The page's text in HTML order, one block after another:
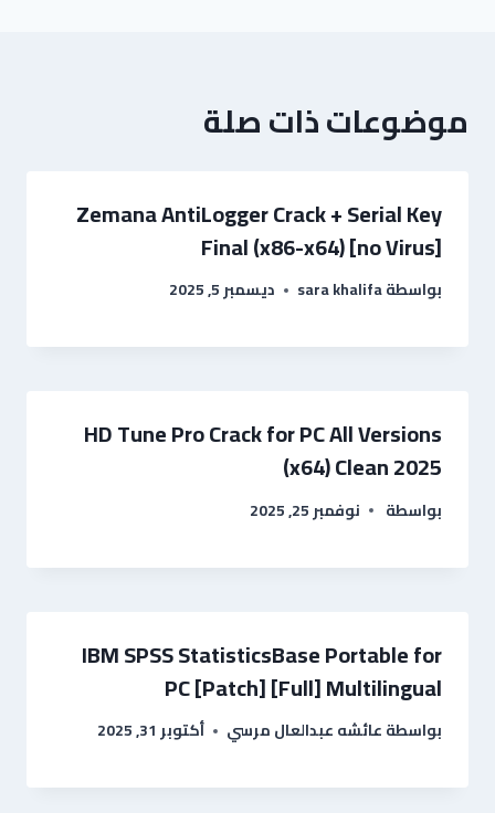
موضوعات ذات صلة
Zemana AntiLogger Crack + Serial Key
Final (x86-x64) [no Virus]
بواسطةsara khalifa ديسمبر 5, 2025
HD Tune Pro Crack for PC All Versions
(x64) Clean 2025
بواسطة نوفمبر 25, 2025
IBM SPSS StatisticsBase Portable for
PC [Patch] [Full] Multilingual
بواسطةعائشه عبدالعال مرسي أكتوبر 31, 2025